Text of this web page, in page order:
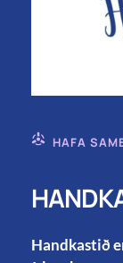
HAFA
Handkastið